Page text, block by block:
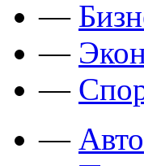
—
—
—
— Авто